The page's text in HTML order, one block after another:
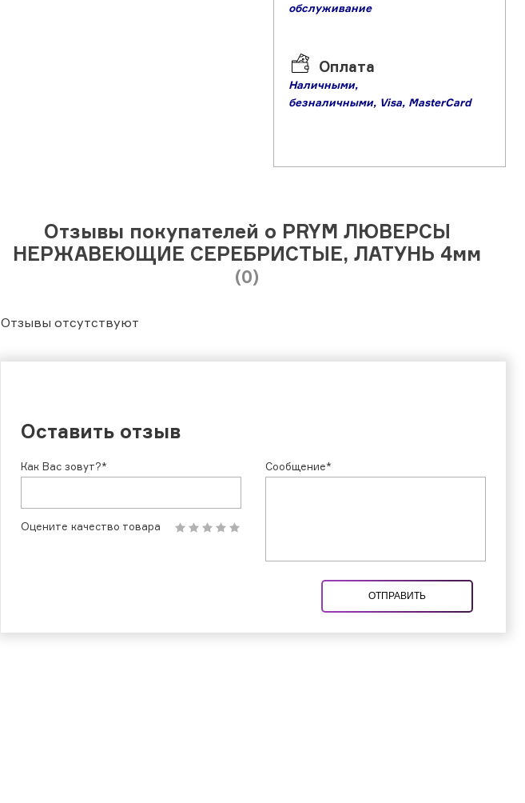
обслуживание
Оплата
Наличными,
безналичными, Visa, MasterCard
Отзывы покупателей о PRYM ЛЮВЕРСЫ
НЕРЖАВЕЮЩИЕ СЕРЕБРИСТЫЕ, ЛАТУНЬ 4мм
(0)
Отзывы отсутствуют
Оставить отзыв
Сообщение*
Как Вас зовут?*
Оцените качество товара
ОТПРАВИТЬ